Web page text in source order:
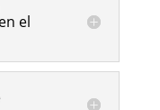
el